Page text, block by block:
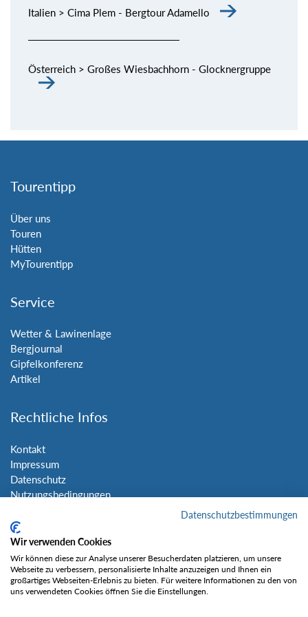
Italien > Cima Plem - Bergtour Adamello
Österreich > Großes Wiesbachhorn - Glocknergruppe
Tourentipp
Über uns
Touren
Hütten
MyTourentipp
Service
Wetter & Lawinenlage
Bergjournal
Gipfelkonferenz
Artikel
Rechtliche Infos
Kontakt
Impressum
Datenschutz
Nutzungsbedingungen
Social Media
Datenschutzbestimmungen
Wir verwenden Cookies
Wir können diese zur Analyse unserer Besucherdaten platzieren, um unsere
Webseite zu verbessern, personalisierte Inhalte anzuzeigen und Ihnen ein
großartiges Webseiten-Erlebnis zu bieten. Für weitere Informationen zu den von
uns verwendeten Cookies öffnen Sie die Einstellungen.